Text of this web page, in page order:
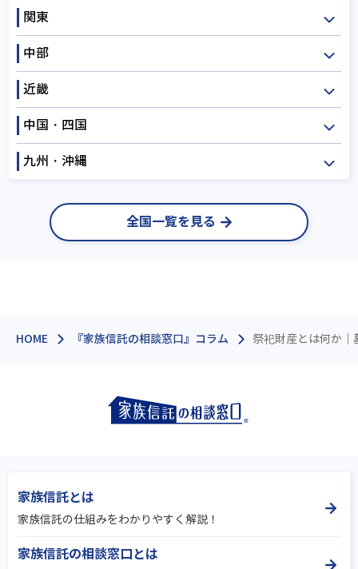
HOME 『家族信託の相談窓口』コラム 祭祀財産とは何か│
青森
秋田
関東
茨城
埼玉
神奈川
中部
新潟
福井
岐阜
近畿
三重
大阪
中国・四国
鳥取
香川
愛媛 高知
九州・沖縄
福岡 佐賀
長崎
熊本
宮崎
全国一覧を見る
家族信託とは
家族信託の仕組みをわかりやすく解説！
家族信託の相談窓口とは